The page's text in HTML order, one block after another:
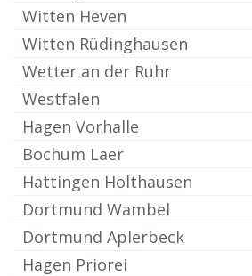
Witten Heven
Witten Rüdinghausen
Wetter an der Ruhr
Westfalen
Hagen Vorhalle
Bochum Laer
Hattingen Holthausen
Dortmund Wambel
Dortmund Aplerbeck
Hagen Priorei